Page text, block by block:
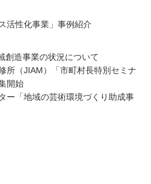
活性化事業」事例紹介
造事業の状況について
所（JIAM）「市町村長特別セミナ
開始
ー「地域の芸術環境づくり助成事